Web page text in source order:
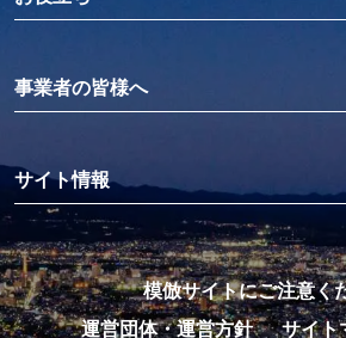
事業者の皆様へ
サイト情報
模倣サイトにご注意く
運営団体・運営方針
サイト